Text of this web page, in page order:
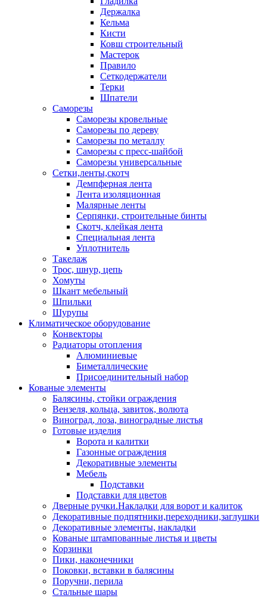
Держалка
Кельма
Кисти
Ковш строительный
Мастерок
Правило
Сеткодержатели
Терки
Шпатели
Саморезы
Саморезы кровельные
Саморезы по дереву
Саморезы по металлу
Саморезы с пресс-шайбой
Саморезы универсальные
Сетки,ленты,скотч
Демпферная лента
Лента изоляционная
Малярные ленты
Серпянки, строительные бинты
Скотч, клейкая лента
Специальная лента
Уплотнитель
Такелаж
Трос, шнур, цепь
Хомуты
Шкант мебельный
Шпильки
Шурупы
Климатическое оборудование
Конвекторы
Радиаторы отопления
Алюминиевые
Биметаллические
Присоединительный набор
Кованые элементы
Балясины, стойки ограждения
Вензеля, кольца, завиток, волюта
Виноград, лоза, виноградные листья
Готовые изделия
Ворота и калитки
Газонные ограждения
Декоративные элементы
Мебель
Подставки
Подставки для цветов
Дверные ручки.Накладки для ворот и калиток
Декоративные подпятники,переходники,заглушки
Декоративные элементы, накладки
Кованые штампованные листья и цветы
Корзинки
Пики, наконечники
Поковки, вставки в балясины
Поручни, перила
Стальные шары